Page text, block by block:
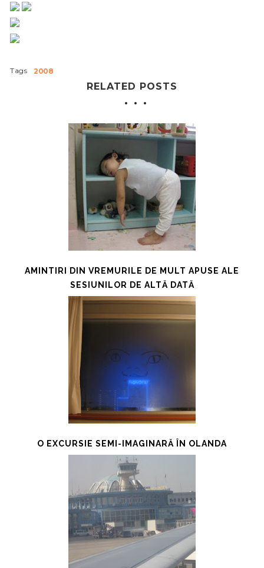
Tags 2008
RELATED POSTS
AMINTIRI DIN VREMURILE DE MULT APUSE ALE
SESIUNILOR DE ALTĂ DATĂ
O EXCURSIE SEMI-IMAGINARĂ ÎN OLANDA